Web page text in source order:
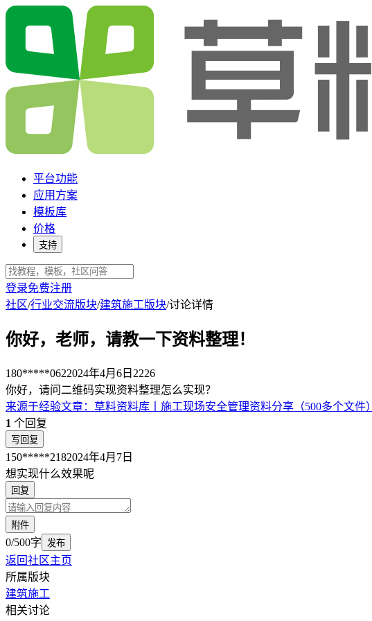
平台功能
应用方案
模板库
价格
支持
登录免费注册
社区/行业交流版块/建筑施工版块/讨论详情
你好，老师，请教一下资料整理！
180*****0622024年4月6日 2226
你好，请问二维码实现资料整理怎么实现？
来源于经验文章： 草料资料库丨施工现场安全管理资料分享（500多个文件）
1 个回复
写回复
150*****2182024年4月7日
想实现什么效果呢
回复
附件
0/500字 发布
返回社区主页
所属版块
建筑施工
相关讨论